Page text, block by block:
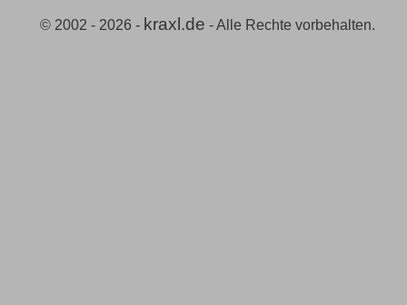
© 2002 - 2026 - kraxl.de - Alle Rechte vorbehalten.